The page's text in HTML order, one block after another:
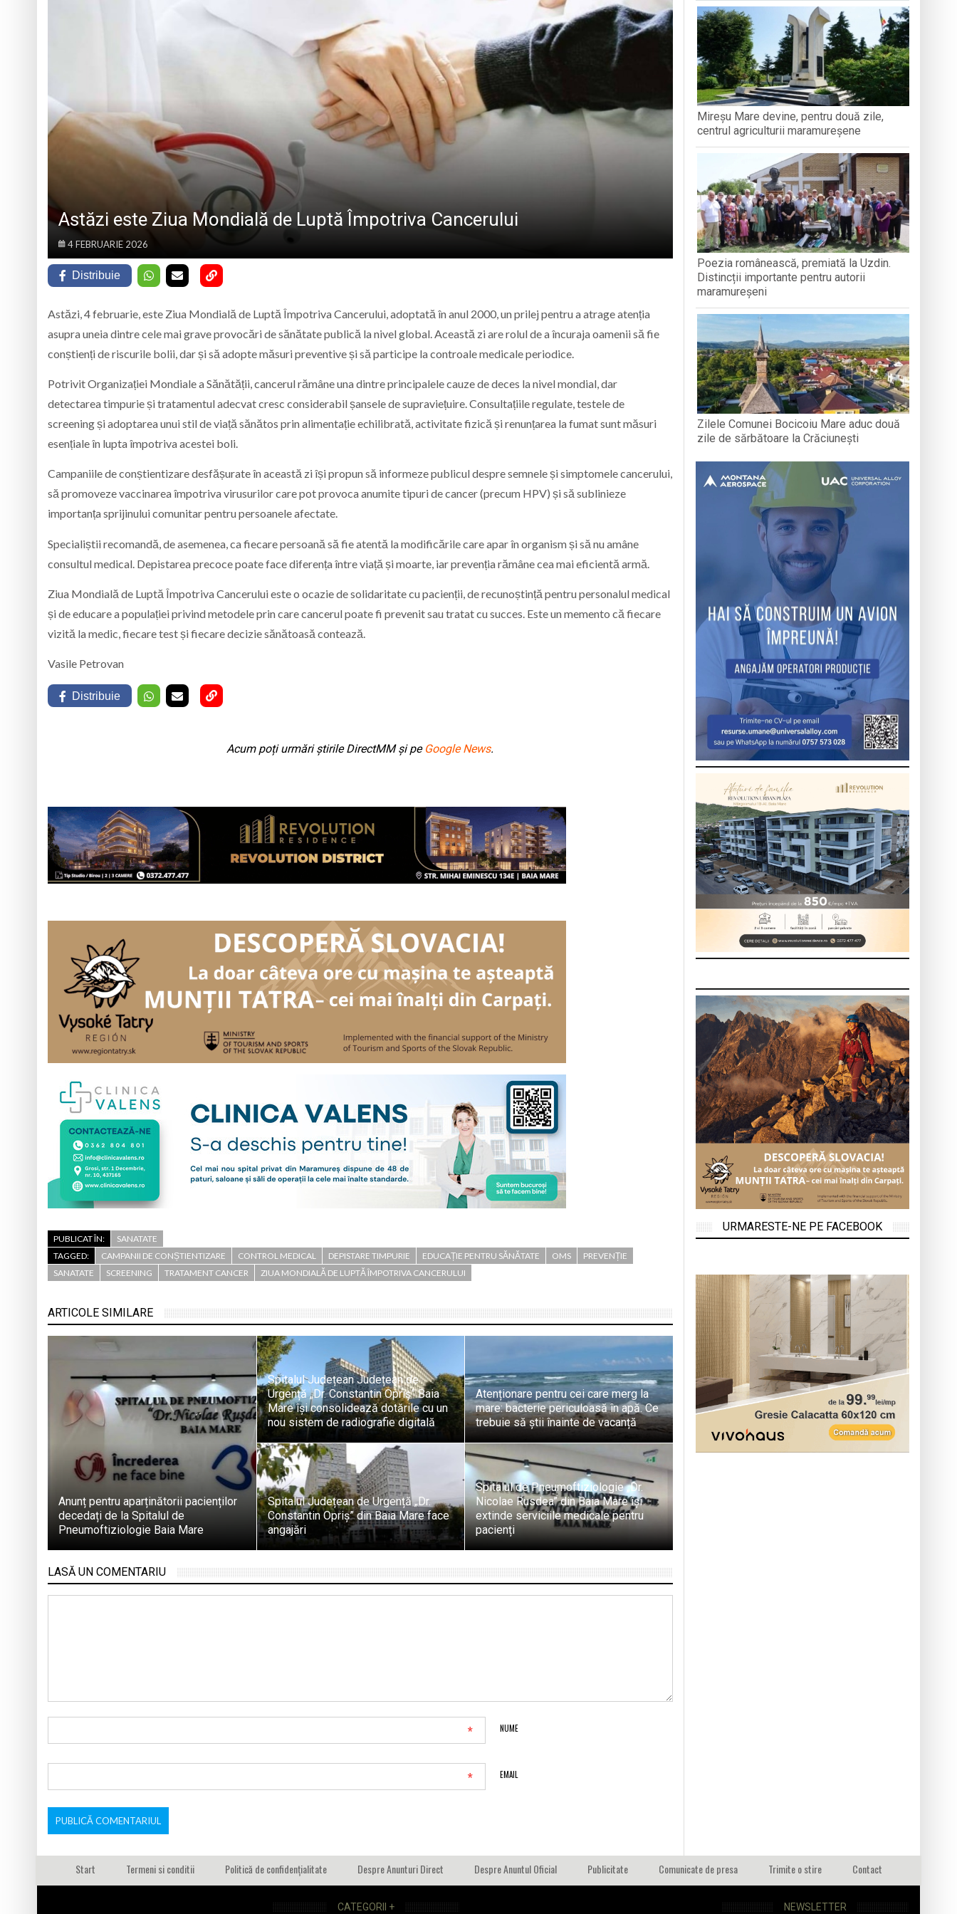
6 august 1945, ziua în care lumea a intrat în era atomică
Schimbarea la Față a Domnului – semnificația sărbătorii din 6 august
Prognoza meteo Maramureș, joi 6 august 2026
Marin Preda, copilul pe care satul era cât pe ce să-l țină departe de școală
Astăzi este Ziua Mondială de Luptă Împotriva Cancerului
4 FEBRUARIE 2026
Distribuie
Astăzi, 4 februarie, este Ziua Mondială de Luptă Împotriva Cancerului, adoptată în anul 2000, un prilej pentru a atrage atenția
asupra uneia dintre cele mai grave provocări de sănătate publică la nivel global. Această zi are rolul de a încuraja oamenii să fie
conștienți de riscurile bolii, dar și să adopte măsuri preventive și să participe la controale medicale periodice.
Potrivit Organizației Mondiale a Sănătății, cancerul rămâne una dintre principalele cauze de deces la nivel mondial, dar
detectarea timpurie și tratamentul adecvat cresc considerabil șansele de supraviețuire. Consultațiile regulate, testele de
screening și adoptarea unui stil de viață sănătos prin alimentație echilibrată, activitate fizică și renunțarea la fumat sunt măsuri
esențiale în lupta împotriva acestei boli.
Campaniile de conștientizare desfășurate în această zi își propun să informeze publicul despre semnele și simptomele cancerului,
să promoveze vaccinarea împotriva virusurilor care pot provoca anumite tipuri de cancer (precum HPV) și să sublinieze
importanța sprijinului comunitar pentru persoanele afectate.
Specialiștii recomandă, de asemenea, ca fiecare persoană să fie atentă la modificările care apar în organism și să nu amâne
consultul medical. Depistarea precoce poate face diferența între viață și moarte, iar prevenția rămâne cea mai eficientă armă.
Ziua Mondială de Luptă Împotriva Cancerului este o ocazie de solidaritate cu pacienții, de recunoștință pentru personalul medical
și de educare a populației privind metodele prin care cancerul poate fi prevenit sau tratat cu succes. Este un memento că fiecare
vizită la medic, fiecare test și fiecare decizie sănătoasă contează.
Vasile Petrovan
Distribuie
Acum poți urmări știrile DirectMM și pe Google News.
PUBLICAT ÎN:
SANATATE
TAGGED:
CAMPANII DE CONȘTIENTIZARE CONTROL MEDICAL DEPISTARE TIMPURIE EDUCAȚIE PENTRU SĂNĂTATE OMS
PREVENȚIE
SANATATE
SCREENING TRATAMENT CANCER ZIUA MONDIALĂ DE LUPTĂ ÎMPOTRIVA CANCERULUI
ARTICOLE SIMILARE
Anunț pentru aparținătorii pacienților
decedați de la Spitalul de
Pneumoftiziologie Baia Mare
Spitalul Județean Județean de
Urgență „Dr. Constantin Opriș” Baia
Mare își consolidează dotările cu un
nou sistem de radiografie digitală
Atenționare pentru cei care merg la
mare: bacterie periculoasă în apă. Ce
trebuie să știi înainte de vacanță
Spitalul Județean de Urgență „Dr.
Constantin Opriș” din Baia Mare face
angajări
Spitalul de Pneumoftiziologie „Dr.
Nicolae Rusdea” din Baia Mare își
extinde serviciile medicale pentru
pacienți
LASĂ UN COMENTARIU
NUME
*
EMAIL
*
Mireșu Mare devine, pentru două zile,
centrul agriculturii maramureșene
Poezia românească, premiată la Uzdin.
Distincții importante pentru autorii
maramureșeni
Zilele Comunei Bocicoiu Mare aduc două
zile de sărbătoare la Crăciunești
URMARESTE-NE PE FACEBOOK
Start Termeni si conditii Politică de confidențialitate Despre Anunturi Direct Despre Anuntul Oficial Publicitate Comunicate de presa Trimite o stire Contact
CATEGORII + NEWSLETTER